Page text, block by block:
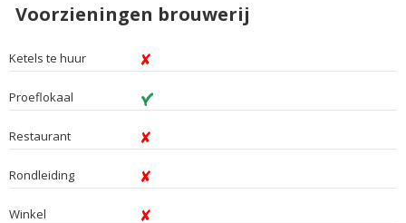
Voorzieningen brouwerij
Ketels te huur
Proeflokaal
Restaurant
Rondleiding
Winkel